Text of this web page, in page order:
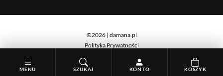
©2026 | damana.pl
Polityka Prywatności
iseeyou. studio
MENU SZUKAJ KONTO KOSZYK